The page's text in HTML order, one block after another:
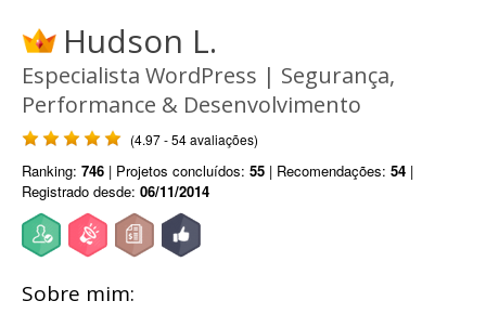
Hudson L.
Especialista WordPress | Segurança,
Performance & Desenvolvimento
(4.97 - 54 avaliações)
Ranking: 746 | Projetos concluídos: 55 | Recomendações: 54 |
Registrado desde: 06/11/2014
Sobre mim: